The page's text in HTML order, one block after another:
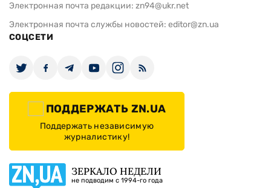
Электронная почта редакции: zn94@ukr.net
Электронная почта службы новостей: editor@zn.ua
СОЦСЕТИ
ПОДДЕРЖАТЬ ZN.UA
Поддержать независимую
журналистику!
ЗЕРКАЛО НЕДЕЛИ
не подводим с 1994-го года